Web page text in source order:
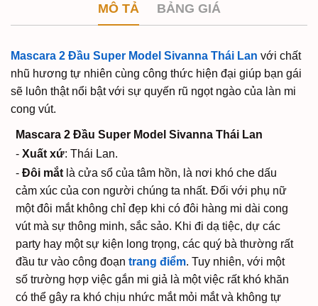
MÔ TẢ BẢNG GIÁ
Mascara 2 Đầu Super Model Sivanna Thái Lan với chất
nhũ hương tự nhiên cùng công thức hiện đại giúp bạn gái
sẽ luôn thật nổi bật với sự quyến rũ ngọt ngào của làn mi
cong vút.
Mascara 2 Đầu Super Model Sivanna Thái Lan
- Xuất xứ: Thái Lan.
- Đôi mắt là cửa sổ của tâm hồn, là nơi khó che dấu
cảm xúc của con người chúng ta nhất. Đối với phụ nữ
một đôi mắt không chỉ đẹp khi có đôi hàng mi dài cong
vút mà sự thông minh, sắc sảo. Khi đi dạ tiệc, dự các
party hay một sự kiện long trọng, các quý bà thường rất
đầu tư vào công đoạn trang điểm. Tuy nhiên, với một
số trường hợp việc gắn mi giả là một việc rất khó khăn
có thể gây ra khó chịu nhức mắt mỏi mắt và không tự